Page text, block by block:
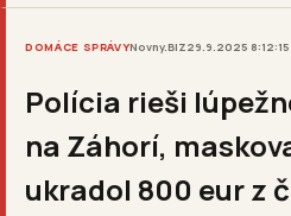
DOMÁCE SPRÁVYNovny.BIZ29.9.2025 8:12:15
Polícia rieši
na Záhorí,
ukradol 800 eur z